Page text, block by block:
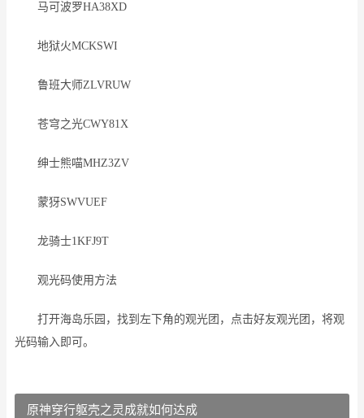
马可波罗HA38XD
地狱火MCKSWI
鲁班大师ZLVRUW
苍穹之光CWY81X
绅士熊喵MHZ3ZV
蒙犽SWVUEF
龙骑士1KFJ9T
观光码使用方法
打开海岛乐园，找到左下角的观光团，点击好友观光团，将观
光码输入即可。
原神穿行躯壳之灵成就如何达成